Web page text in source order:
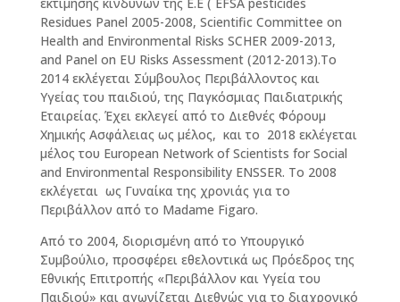
Residues Panel 2005-2008, Scientific Committee on
Health and Environmental Risks SCHER 2009-2013,
and Panel on EU Risks Assessment (2012-2013).Το
2014 εκλέγεται Σύμβουλος Περιβάλλοντος και
Υγείας του παιδιού, της Παγκόσμιας Παιδιατρικής
Εταιρείας. Έχει εκλεγεί από το Διεθνές Φόρουμ
Χημικής Ασφάλειας ως μέλος, και το 2018 εκλέγεται
μέλος του European Network of Scientists for Social
and Environmental Responsibility ENSSER. Το 2008
εκλέγεται ως Γυναίκα της χρονιάς για το
Περιβάλλον από το Madame Figaro.
Από το 2004, διορισμένη από το Υπουργικό
Συμβούλιο, προσφέρει εθελοντικά ως Πρόεδρος της
Εθνικής Επιτροπής «Περιβάλλον και Υγεία του
Παιδιού» και αγωνίζεται Διεθνώς για το διαχρονικό